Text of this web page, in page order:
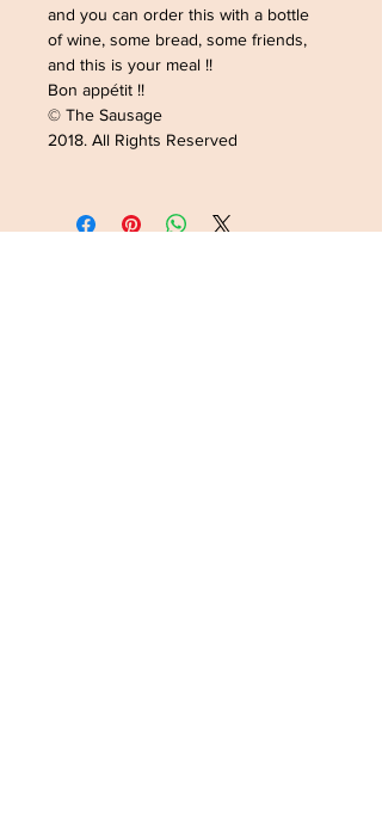
and you can order this with a bottle
of wine, some bread, some friends,
and this is your meal !!
Bon appétit !!
© The Sausage
2018. All Rights Reserved